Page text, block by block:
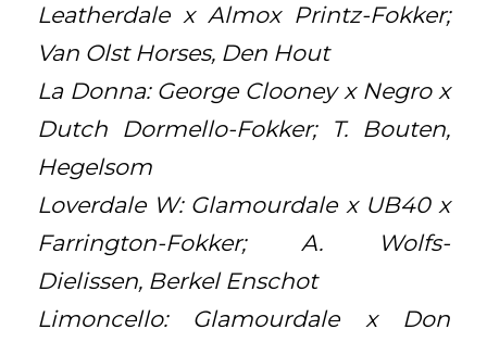
Leatherdale x Almox Printz-Fokker;
Van Olst Horses, Den Hout
La Donna: George Clooney x Negro x
Dutch Dormello-Fokker; T. Bouten,
Hegelsom
Loverdale W: Glamourdale x UB40 x
Farrington-Fokker; A. Wolfs-
Dielissen, Berkel Enschot
Limoncello: Glamourdale x Don